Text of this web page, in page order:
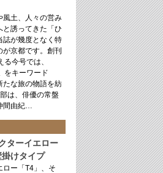
風土、人々の営み
と誘ってきた「ひ
誌が幾度となく特
が京都です。創刊
今号では、
をキーワード
たな旅の物語を紡
は、俳優の常盤
間由紀…
ターイエロー
けタイプ
ロー「T4」、そ